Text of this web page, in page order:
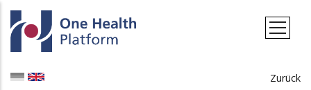
Skip to main content
Zurück